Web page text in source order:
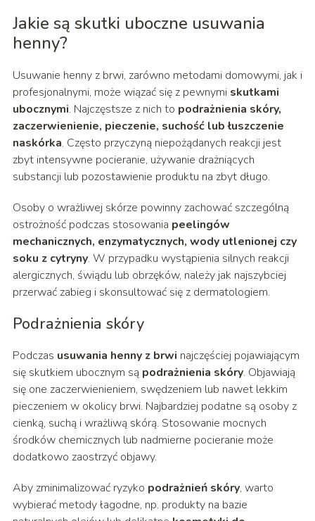
Jakie są skutki uboczne usuwania
henny?
Usuwanie henny z brwi, zarówno metodami domowymi, jak i
profesjonalnymi, może wiązać się z pewnymi skutkami
ubocznymi. Najczęstsze z nich to podrażnienia skóry,
zaczerwienienie, pieczenie, suchość lub łuszczenie
naskórka. Często przyczyną niepożądanych reakcji jest
zbyt intensywne pocieranie, używanie drażniących
substancji lub pozostawienie produktu na zbyt długo.
Osoby o wrażliwej skórze powinny zachować szczególną
ostrożność podczas stosowania peelingów
mechanicznych, enzymatycznych, wody utlenionej czy
soku z cytryny. W przypadku wystąpienia silnych reakcji
alergicznych, świądu lub obrzęków, należy jak najszybciej
przerwać zabieg i skonsultować się z dermatologiem.
Podrażnienia skóry
Podczas usuwania henny z brwi najczęściej pojawiającym
się skutkiem ubocznym są podrażnienia skóry. Objawiają
się one zaczerwienieniem, swędzeniem lub nawet lekkim
pieczeniem w okolicy brwi. Najbardziej podatne są osoby z
cienką, suchą i wrażliwą skórą. Stosowanie mocnych
środków chemicznych lub nadmierne pocieranie może
dodatkowo zaostrzyć objawy.
Aby zminimalizować ryzyko podrażnień skóry, warto
wybierać metody łagodne, np. produkty na bazie